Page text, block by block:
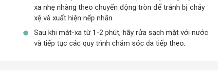
xa nhẹ nhàng theo chuyển động tròn để tránh bị chảy
xệ và xuất hiện nếp nhăn.
Sau khi mát-xa từ 1-2 phút, hãy rửa sạch mặt với nước
và tiếp tục các quy trình chăm sóc da tiếp theo.